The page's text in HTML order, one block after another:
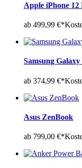
Apple iPhone 12
ab 499,99 €*
Samsung Galaxy
ab 374,99 €*
Asus ZenBook
ab 799,00 €*